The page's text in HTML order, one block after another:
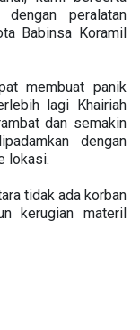
peralatan
Babinsa Koramil
membuat panik
lagi Khairiah
dan semakin
dengan
lokasi.
tidak ada korban
kerugian materil